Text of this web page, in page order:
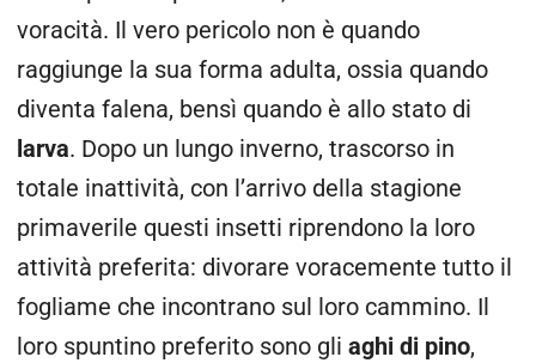
voracità. Il vero pericolo non è quando
raggiunge la sua forma adulta, ossia quando
diventa falena, bensì quando è allo stato di
larva. Dopo un lungo inverno, trascorso in
totale inattività, con l’arrivo della stagione
primaverile questi insetti riprendono la loro
attività preferita: divorare voracemente tutto il
fogliame che incontrano sul loro cammino. Il
loro spuntino preferito sono gli aghi di pino,